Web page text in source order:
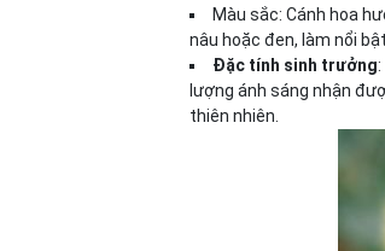
Màu sắc: Cánh hoa
nâu hoặc đen, làm nổi
Đặc tính sinh trưởng
lượng ánh sáng nhận
thiên nhiên.